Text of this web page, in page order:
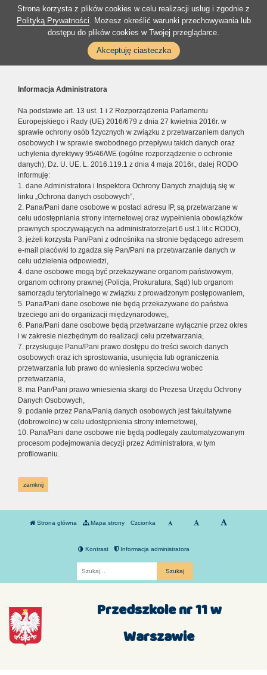
Strona korzysta z plików cookies w celu realizacji usług i zgodnie z
Polityką Prywatności. Możesz określić warunki przechowywania lub
dostępu do plików cookies w Twojej przeglądarce.
Akceptuję ciasteczka
Informacja Administratora
Na podstawie art. 13 ust. 1 i 2 Rozporządzenia Parlamentu
Europejskiego i Rady (UE) 2016/679 z dnia 27 kwietnia 2016r. w
sprawie ochrony osób fizycznych w związku z przetwarzaniem danych
osobowych i w sprawie swobodnego przepływu takich danych oraz
uchylenia dyrektywy 95/46/WE (ogólne rozporządzenie o ochronie
danych), Dz. U. UE. L. 2016.119.1 z dnia 4 maja 2016r., dalej RODO
informuję:
1. dane Administratora i Inspektora Ochrony Danych znajdują się w
linku „Ochrona danych osobowych”,
2. Pana/Pani dane osobowe w postaci adresu IP, są przetwarzane w
celu udostępniania strony internetowej oraz wypełnienia obowiązków
prawnych spoczywających na administratorze(art.6 ust.1 lit.c RODO),
3. jeżeli korzysta Pan/Pani z odnośnika na stronie będącego adresem
e-mail placówki to zgadza się Pan/Pani na przetwarzanie danych w
celu udzielenia odpowiedzi,
4. dane osobowe mogą być przekazywane organom państwowym,
organom ochrony prawnej (Policja, Prokuratura, Sąd) lub organom
samorządu terytorialnego w związku z prowadzonym postępowaniem,
5. Pana/Pani dane osobowe nie będą przekazywane do państwa
trzeciego ani do organizacji międzynarodowej,
6. Pana/Pani dane osobowe będą przetwarzane wyłącznie przez okres
i w zakresie niezbędnym do realizacji celu przetwarzania,
7. przysługuje Panu/Pani prawo dostępu do treści swoich danych
osobowych oraz ich sprostowania, usunięcia lub ograniczenia
przetwarzania lub prawo do wniesienia sprzeciwu wobec
przetwarzania,
8. ma Pan/Pani prawo wniesienia skargi do Prezesa Urzędu Ochrony
Danych Osobowych,
9. podanie przez Pana/Panią danych osobowych jest fakultatywne
(dobrowolne) w celu udostępnienia strony internetowej,
10. Pana/Pani dane osobowe nie będą podlegały zautomatyzowanym
procesom podejmowania decyzji przez Administratora, w tym
profilowaniu.
zamknij
Strona główna Mapa strony Czcionka
Kontrast Informacja administratora
Przedszkole nr 11 w
Warszawie